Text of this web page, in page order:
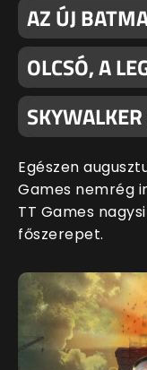
AZ ÚJ
OLCSÓ, A
Egészen
Games nemrég
TT Games
főszerepet.